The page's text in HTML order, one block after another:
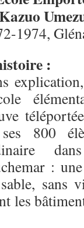
1974,
:
800
:
sans
les